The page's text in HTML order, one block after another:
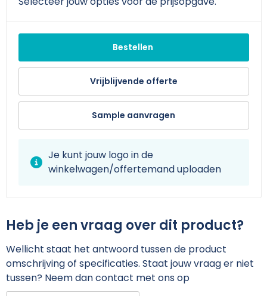
Sporttassen
Strandtassen
Waterdichte tassen
Tablettassen
Aktetassen
Reistassensets
Werkkleding sets
Schoenen
Reflecterende vesten
Gereedschap
Schorten en Sloven
Bestellen
Vrijblijvende offerte
Sample aanvragen
Je kunt jouw logo in de
winkelwagen/offertemand uploaden
Heb je een vraag over dit product?
Wellicht staat het antwoord tussen de product
omschrijving of specificaties. Staat jouw vraag er niet
tussen? Neem dan contact met ons op